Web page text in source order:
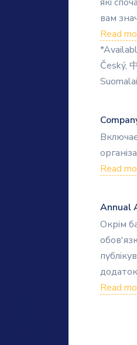
вам
Read
Český,
Read
Annual
Окрім
Read